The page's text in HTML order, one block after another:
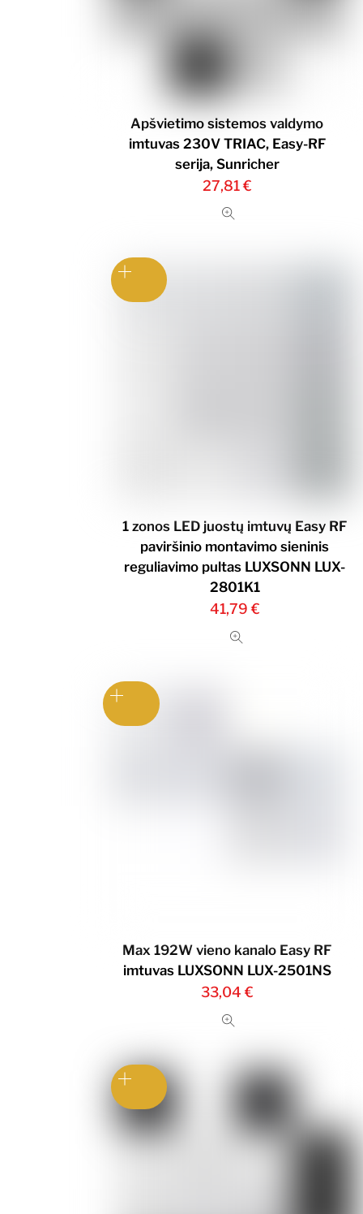
Apšvietimo sistemos valdymo
imtuvas 230V TRIAC, Easy-RF
serija, Sunricher
27,81€
1 zonos LED juostų imtuvų Easy RF
paviršinio montavimo sieninis
reguliavimo pultas LUXSONN LUX-
2801K1
41,79 €
Max 192W vieno kanalo Easy RF
imtuvas LUXSONN LUX-2501NS
33,04 €